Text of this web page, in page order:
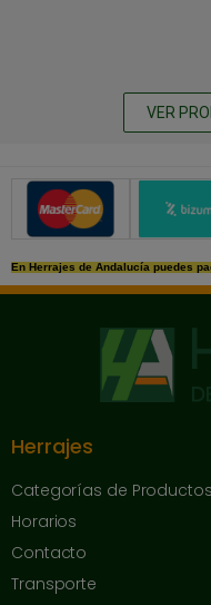
VER
En Herrajes de Andalucía puedes
Herrajes
Categorías de Productos
Horarios
Contacto
Transporte